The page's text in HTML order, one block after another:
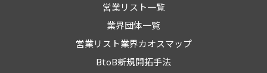
営業リスト一覧
業界団体一覧
営業リスト業界カオスマップ
BtoB新規開拓手法